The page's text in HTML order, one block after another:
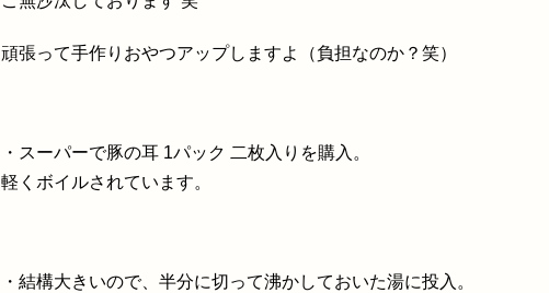
頑張って手作りおやつアップしますよ（負担なのか？笑）
・スーパーで豚の耳 1パック 二枚入りを購入。
軽くボイルされています。
・結構大きいので、半分に切って沸かしておいた湯に投入。